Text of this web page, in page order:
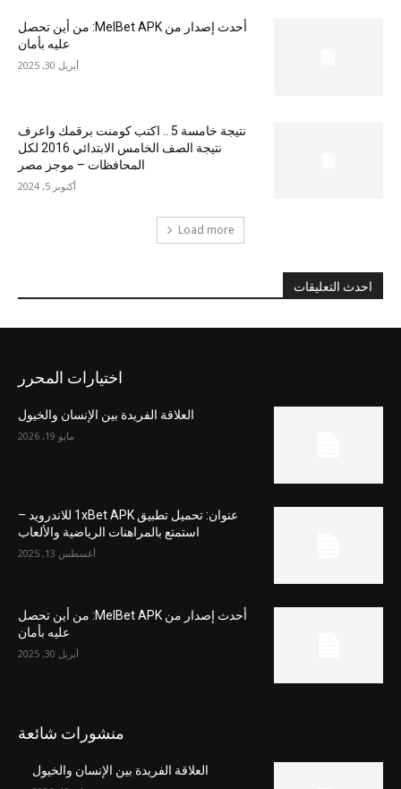
أحدث إصدار من MelBet APK: من أين تحصل
عليه بأمان
أبريل 30, 2025
نتيجة خامسة 5 .. اكتب كومنت برقمك واعرف
نتيجة الصف الخامس الابتدائي 2016 لكل
المحافظات – موجز مصر
أكتوبر 5, 2024
Load more
احدث التعليقات
اختيارات المحرر
العلاقة الفريدة بين الإنسان والخيول
مايو 19, 2026
عنوان: تحميل تطبيق 1xBet APK للاندرويد –
استمتع بالمراهنات الرياضية والألعاب
أغسطس 13, 2025
أحدث إصدار من MelBet APK: من أين تحصل
عليه بأمان
أبريل 30, 2025
منشورات شائعة
العلاقة الفريدة بين الإنسان والخيول